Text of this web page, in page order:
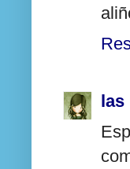
las